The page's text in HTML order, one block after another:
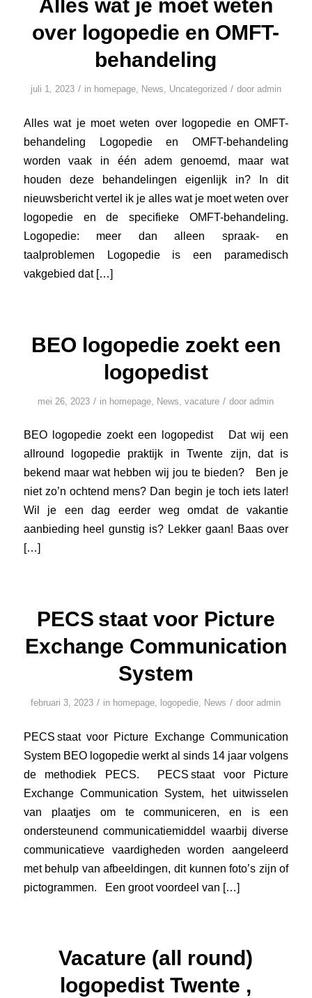
Alles wat je moet weten
over logopedie en OMFT-
behandeling
juli 1, 2023 / in homepage, News, Uncategorized / door admin
Alles wat je moet weten over logopedie en OMFT-
behandeling Logopedie en OMFT-behandeling
worden vaak in één adem genoemd, maar wat
houden deze behandelingen eigenlijk in? In dit
nieuwsbericht vertel ik je alles wat je moet weten over
logopedie en de specifieke OMFT-behandeling.
Logopedie: meer dan alleen spraak- en
taalproblemen Logopedie is een paramedisch
vakgebied dat […]
BEO logopedie zoekt een
logopedist
mei 26, 2023 / in homepage News ,vacature / dooradmin
BEO logopedie zoekt een logopedist Dat wij een
allround logopedie praktijk in Twente zijn, dat is
bekend maar wat hebben wij jou te bieden? Ben je
niet zo’n ochtend mens? Dan begin je toch iets later!
Wil je een dag eerder weg omdat de vakantie
aanbieding heel gunstig is? Lekker gaan! Baas over
[…]
PECS staat voor Picture
Exchange Communication
System
februari 3, 2023 / in homepage logopedie News / dooradmin
PECS staat voor Picture Exchange Communication
System BEO logopedie werkt al sinds 14 jaar volgens
de methodiek PECS. PECS staat voor Picture
Exchange Communication System, het uitwisselen
van plaatjes om te communiceren, en is een
ondersteunend communicatiemiddel waarbij diverse
communicatieve vaardigheden worden aangeleerd
met behulp van afbeeldingen, dit kunnen foto’s zijn of
pictogrammen. Een groot voordeel van […]
Vacature (all round)
logopedist Twente ,